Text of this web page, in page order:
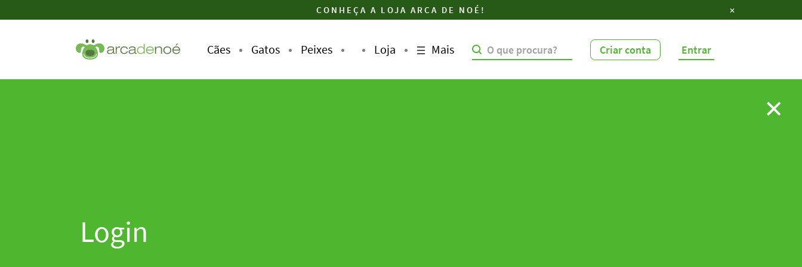
CONHEÇA A LOJA ARCA DE NOÉ! ✕
Cães Gatos Peixes Loja Mais Criar conta Entrar
✕
Login